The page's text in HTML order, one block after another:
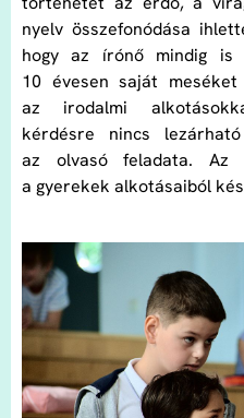
nyelv összefonódása
hogy az írónő mindig is
10 évesen saját
az irodalmi
kérdésre nincs
az olvasó feladata. Az
a gyerekek alkotásaiból